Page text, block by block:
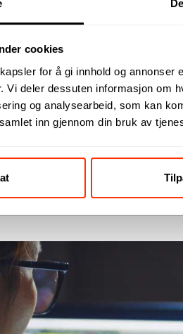
cookies
for å gi innhold og
Vi deler dessuten informasjon om
og analysearbeid, som kan
inn gjennom din bruk av
Security